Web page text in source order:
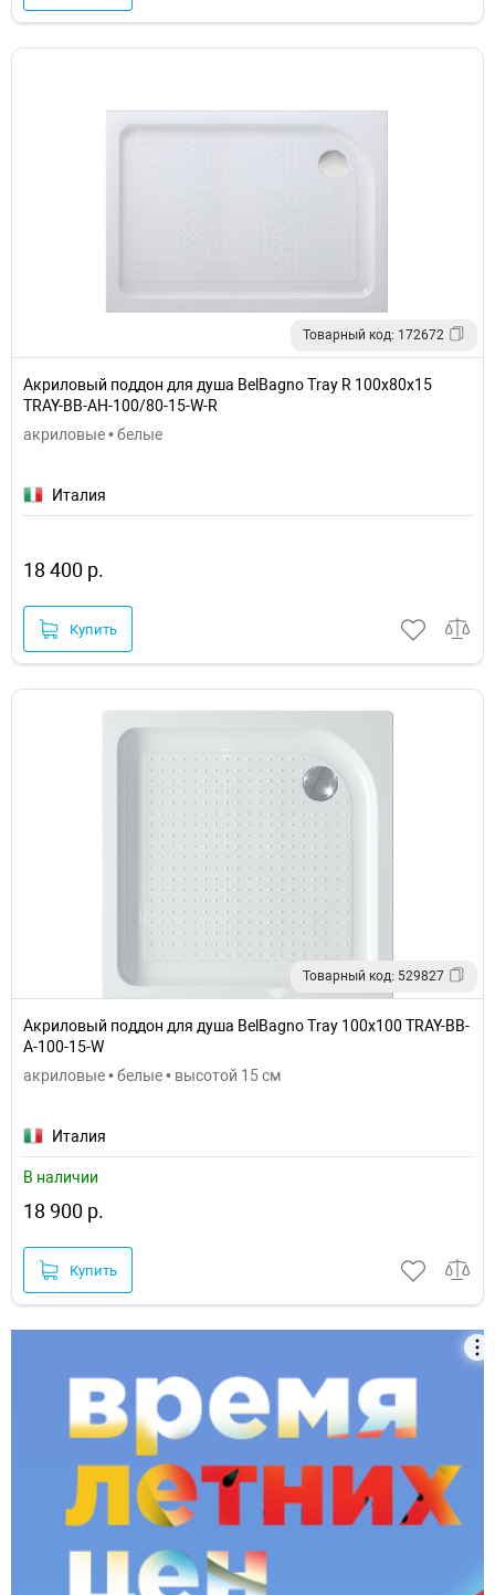
Товарный код: 172672
Акриловый поддон для душа BelBagno Tray R 100x80x15
TRAY-BB-AH-100/80-15-W-R
акриловые • белые
Италия
18 400 р.
Купить
Товарный код: 529827
Акриловый поддон для душа BelBagno Tray 100x100 TRAY-BB-
A-100-15-W
акриловые • белые • высотой 15 см
Италия
В наличии
18 900 р.
Купить